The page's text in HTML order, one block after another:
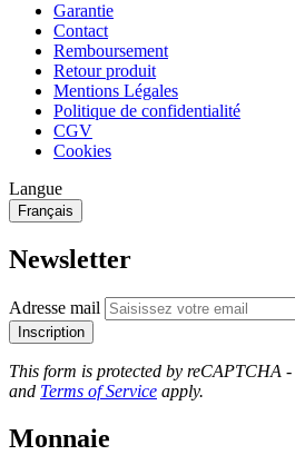
Garantie
Contact
Remboursement
Retour produit
Mentions Légales
Politique de confidentialité
CGV
Cookies
Langue
Français
Newsletter
Adresse mail
Inscription
This form is protected by reCAPTCHA -
and Terms of Service apply.
Monnaie